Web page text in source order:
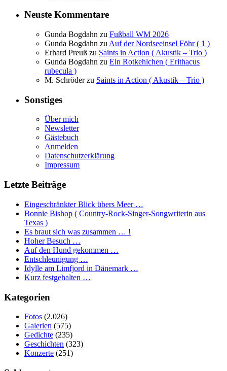
Neuste Kommentare
Gunda Bogdahn zu Fußball WM 2026
Gunda Bogdahn zu Auf der Nordseeinsel Föhr ( 1 )
Erhard Preuß zu Saints in Action ( Akustik – Trio )
Gunda Bogdahn zu Ein Rotkehlchen ( Erithacus
rubecula )
M. Schröderzu Saints in Action ( Akustik – Trio )
Sonstiges
Über mich
Newsletter
Gästebuch
Anmelden
Datenschutzerklärung
Impressum
Letzte Beiträge
Eingeschränkter Blick übers Meer …
Bonnie Bishop ( Country-Rock-Singer-Songwriterin aus
Texas )
Es braut sich was zusammen … !
Hoher Besuch …
Auf den Hund gekommen …
Entschleunigung …
Idylle am Limfjord in Dänemark …
Kurz festgehalten …
Kategorien
Fotos (2.026)
Galerien (575)
Gedichte (235)
Geschichten (323)
Konzerte (251)